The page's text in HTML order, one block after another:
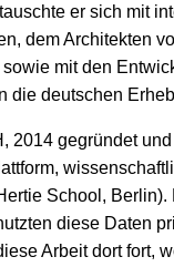
er sich mit
dem Architekten
mit den
die deutschen
2014 gegründet
School,
diese Daten
Arbeit dort fort,